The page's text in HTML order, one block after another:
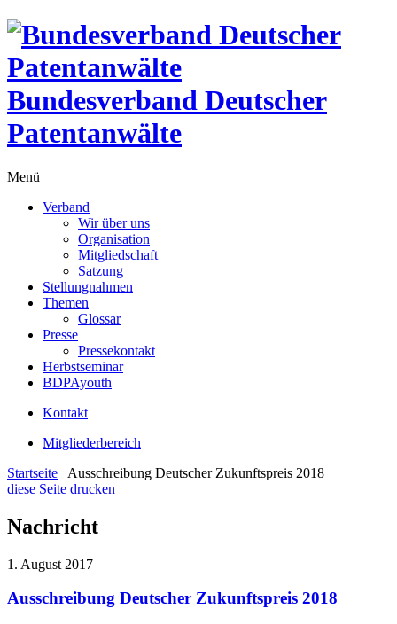
Bundesverband Deutscher
Patentanwälte
Menü
Verband
Wir über uns
Organisation
Mitgliedschaft
Satzung
Stellungnahmen
Themen
Glossar
Presse
Pressekontakt
Herbstseminar
BDPAyouth
Kontakt
Mitgliederbereich
Startseite
Ausschreibung Deutscher Zukunftspreis 2018
diese Seite drucken
Nachricht
1. August 2017
Ausschreibung Deutscher Zukunftspreis 2018